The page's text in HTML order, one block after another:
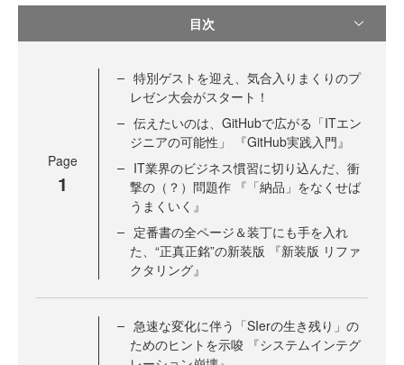
目次
Page
1
特別ゲストを迎え、気合入りまくりのプ
レゼン大会がスタート！
伝えたいのは、GitHubで広がる「ITエン
ジニアの可能性」 『GitHub実践入門』
IT業界のビジネス慣習に切り込んだ、衝
撃の（？）問題作 『「納品」をなくせば
うまくいく』
定番書の全ページ＆装丁にも手を入れ
た、“正真正銘”の新装版 『新装版 リファ
クタリング』
急速な変化に伴う「SIerの生き残り」の
ためのヒントを示唆 『システムインテグ